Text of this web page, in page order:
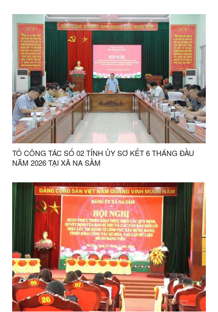
TỔ CÔNG TÁC SỐ 02 TỈNH ỦY SƠ KẾT 6 THÁNG ĐẦU
NĂM 2026 TẠI XÃ NA SẦM